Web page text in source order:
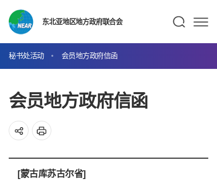
东北亚地区地方政府联合会
秘书处活动 会员地方政府信函
会员地方政府信函
[蒙古库苏古尔省]